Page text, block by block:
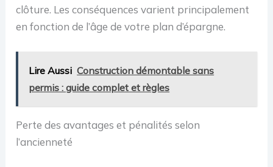
clôture. Les conséquences varient principalement
en fonction de l’âge de votre plan d’épargne.
Lire Aussi Construction démontable sans
permis : guide complet et règles
Perte des avantages et pénalités selon
l’ancienneté